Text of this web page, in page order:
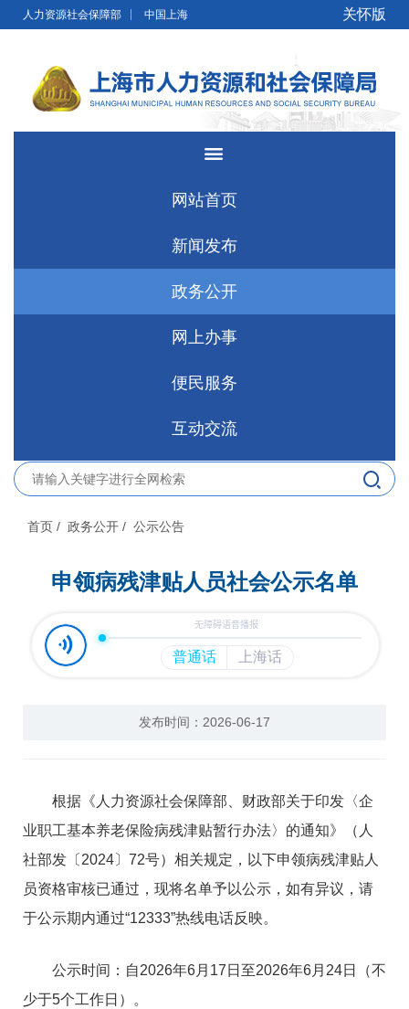
无障碍操作说明 跳转到网站导航区
人力资源社会保障部 中国上海 关怀版
网站首页
新闻发布
政务公开
网上办事
便民服务
互动交流
首页 / 政务公开 / 公示公告
申领病残津贴人员社会公示名单
发布时间：2026-06-17
根据《人力资源社会保障部、财政部关于印发〈企
业职工基本养老保险病残津贴暂行办法〉的通知》（人
社部发〔2024〕72号）相关规定，以下申领病残津贴人
员资格审核已通过，现将名单予以公示，如有异议，请
于公示期内通过“12333”热线电话反映。
公示时间：自2026年6月17日至2026年6月24日（不
少于5个工作日）。